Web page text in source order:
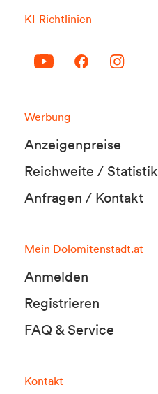
KI-Richtlinien
Werbung
Anzeigenpreise
Reichweite / Statistik
Anfragen / Kontakt
Mein Dolomitenstadt.at
Anmelden
Registrieren
FAQ & Service
Kontakt